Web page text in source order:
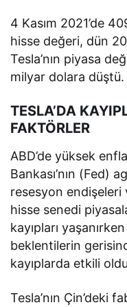
4 Kasım 2021’de
hisse değeri, dün
Tesla’nın piyasa
milyar dolara düştü.
TESLA’DA
FAKTÖRLER
ABD’de yüksek
Bankası’nın (Fed)
resesyon endişeleri
hisse senedi
kayıpları
beklentilerin
kayıplarda etkili
Tesla’nın Çin’deki